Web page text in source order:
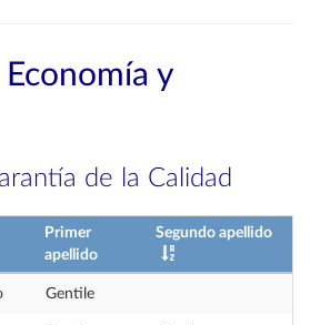
y
de la Calidad
Primer
apellido
Segundo apellido
Gentile